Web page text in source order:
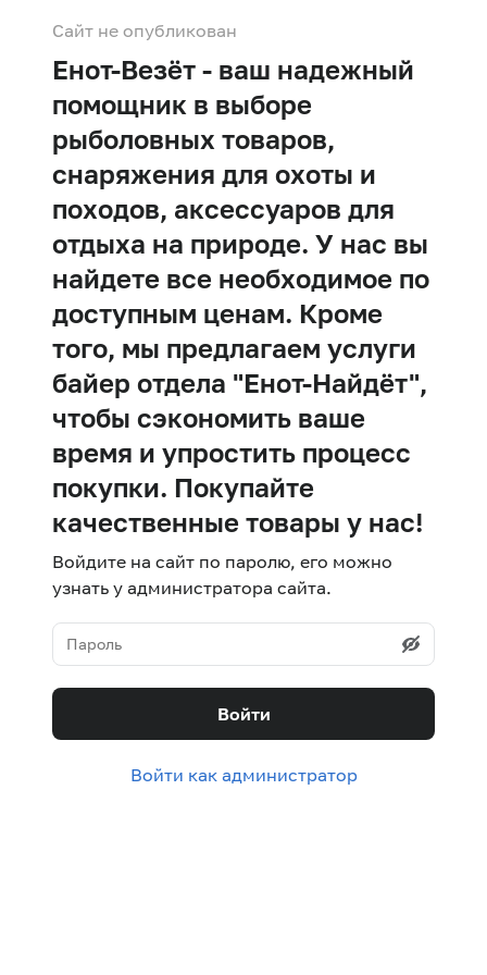
Сайт не опубликован
Енот-Везёт - ваш надежный
помощник в выборе
рыболовных товаров,
снаряжения для охоты и
походов, аксессуаров для
отдыха на природе. У нас вы
найдете все необходимое по
доступным ценам. Кроме
того, мы предлагаем услуги
байер отдела "Енот-Найдёт",
чтобы сэкономить ваше
время и упростить процесс
покупки. Покупайте
качественные товары у нас!
Войдите на сайт по паролю, его можно
узнать у администратора сайта.
Войти
Войти как администратор